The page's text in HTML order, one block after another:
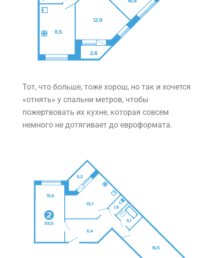
Тот, что больше, тоже хорош, но так и хочется
«отнять» у спальни метров, чтобы
пожертвовать их кухне, которая совсем
немного не дотягивает до евроформата.